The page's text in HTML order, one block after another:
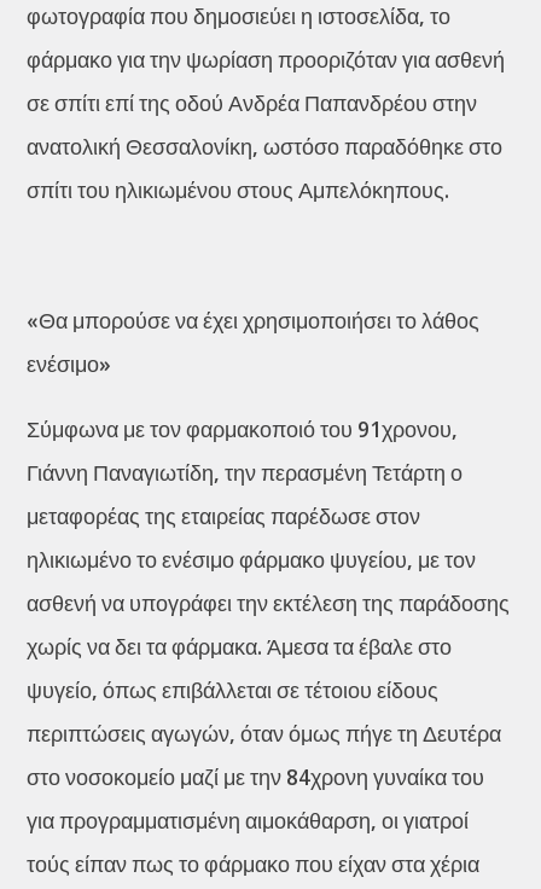
φωτογραφία που δημοσιεύει η ιστοσελίδα, το
φάρμακο για την ψωρίαση προοριζόταν για ασθενή
σε σπίτι επί της οδού Ανδρέα Παπανδρέου στην
ανατολική Θεσσαλονίκη, ωστόσο παραδόθηκε στο
σπίτι του ηλικιωμένου στους Αμπελόκηπους.
«Θα μπορούσε να έχει χρησιμοποιήσει το λάθος
ενέσιμο»
Σύμφωνα με τον φαρμακοποιό του 91χρονου,
Γιάννη Παναγιωτίδη, την περασμένη Τετάρτη ο
μεταφορέας της εταιρείας παρέδωσε στον
ηλικιωμένο το ενέσιμο φάρμακο ψυγείου, με τον
ασθενή να υπογράφει την εκτέλεση της παράδοσης
χωρίς να δει τα φάρμακα. Άμεσα τα έβαλε στο
ψυγείο, όπως επιβάλλεται σε τέτοιου είδους
περιπτώσεις αγωγών, όταν όμως πήγε τη Δευτέρα
στο νοσοκομείο μαζί με την 84χρονη γυναίκα του
για προγραμματισμένη αιμοκάθαρση, οι γιατροί
τούς είπαν πως το φάρμακο που είχαν στα χέρια